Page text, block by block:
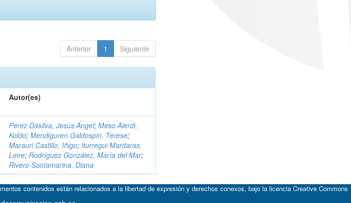
Anterior 1 Siguiente
Autor(es)
Pérez Dasilva, Jesús Ángel;Meso Aierdi,
Koldo;Mendiguren Galdospin, Terese;
Marauri Castillo, Iñigo;Iturregui Mardaras,
Leire;Rodríguez González, María del Mar;
Rivero Santamarina, Diana
contenidos están relacionados a la libertad de expresión y derechos conexos, bajo la licencia Creative Commons